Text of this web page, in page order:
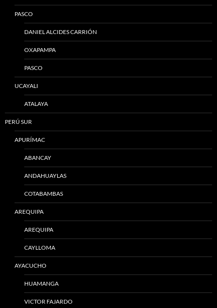
PASCO
DANIEL ALCIDES CARRIÓN
OXAPAMPA
PASCO
UCAYALI
ATALAYA
PERÚ SUR
APURÍMAC
ABANCAY
ANDAHUAYLAS
COTABAMBAS
AREQUIPA
AREQUIPA
CAYLLOMA
AYACUCHO
HUAMANGA
VICTOR FAJARDO